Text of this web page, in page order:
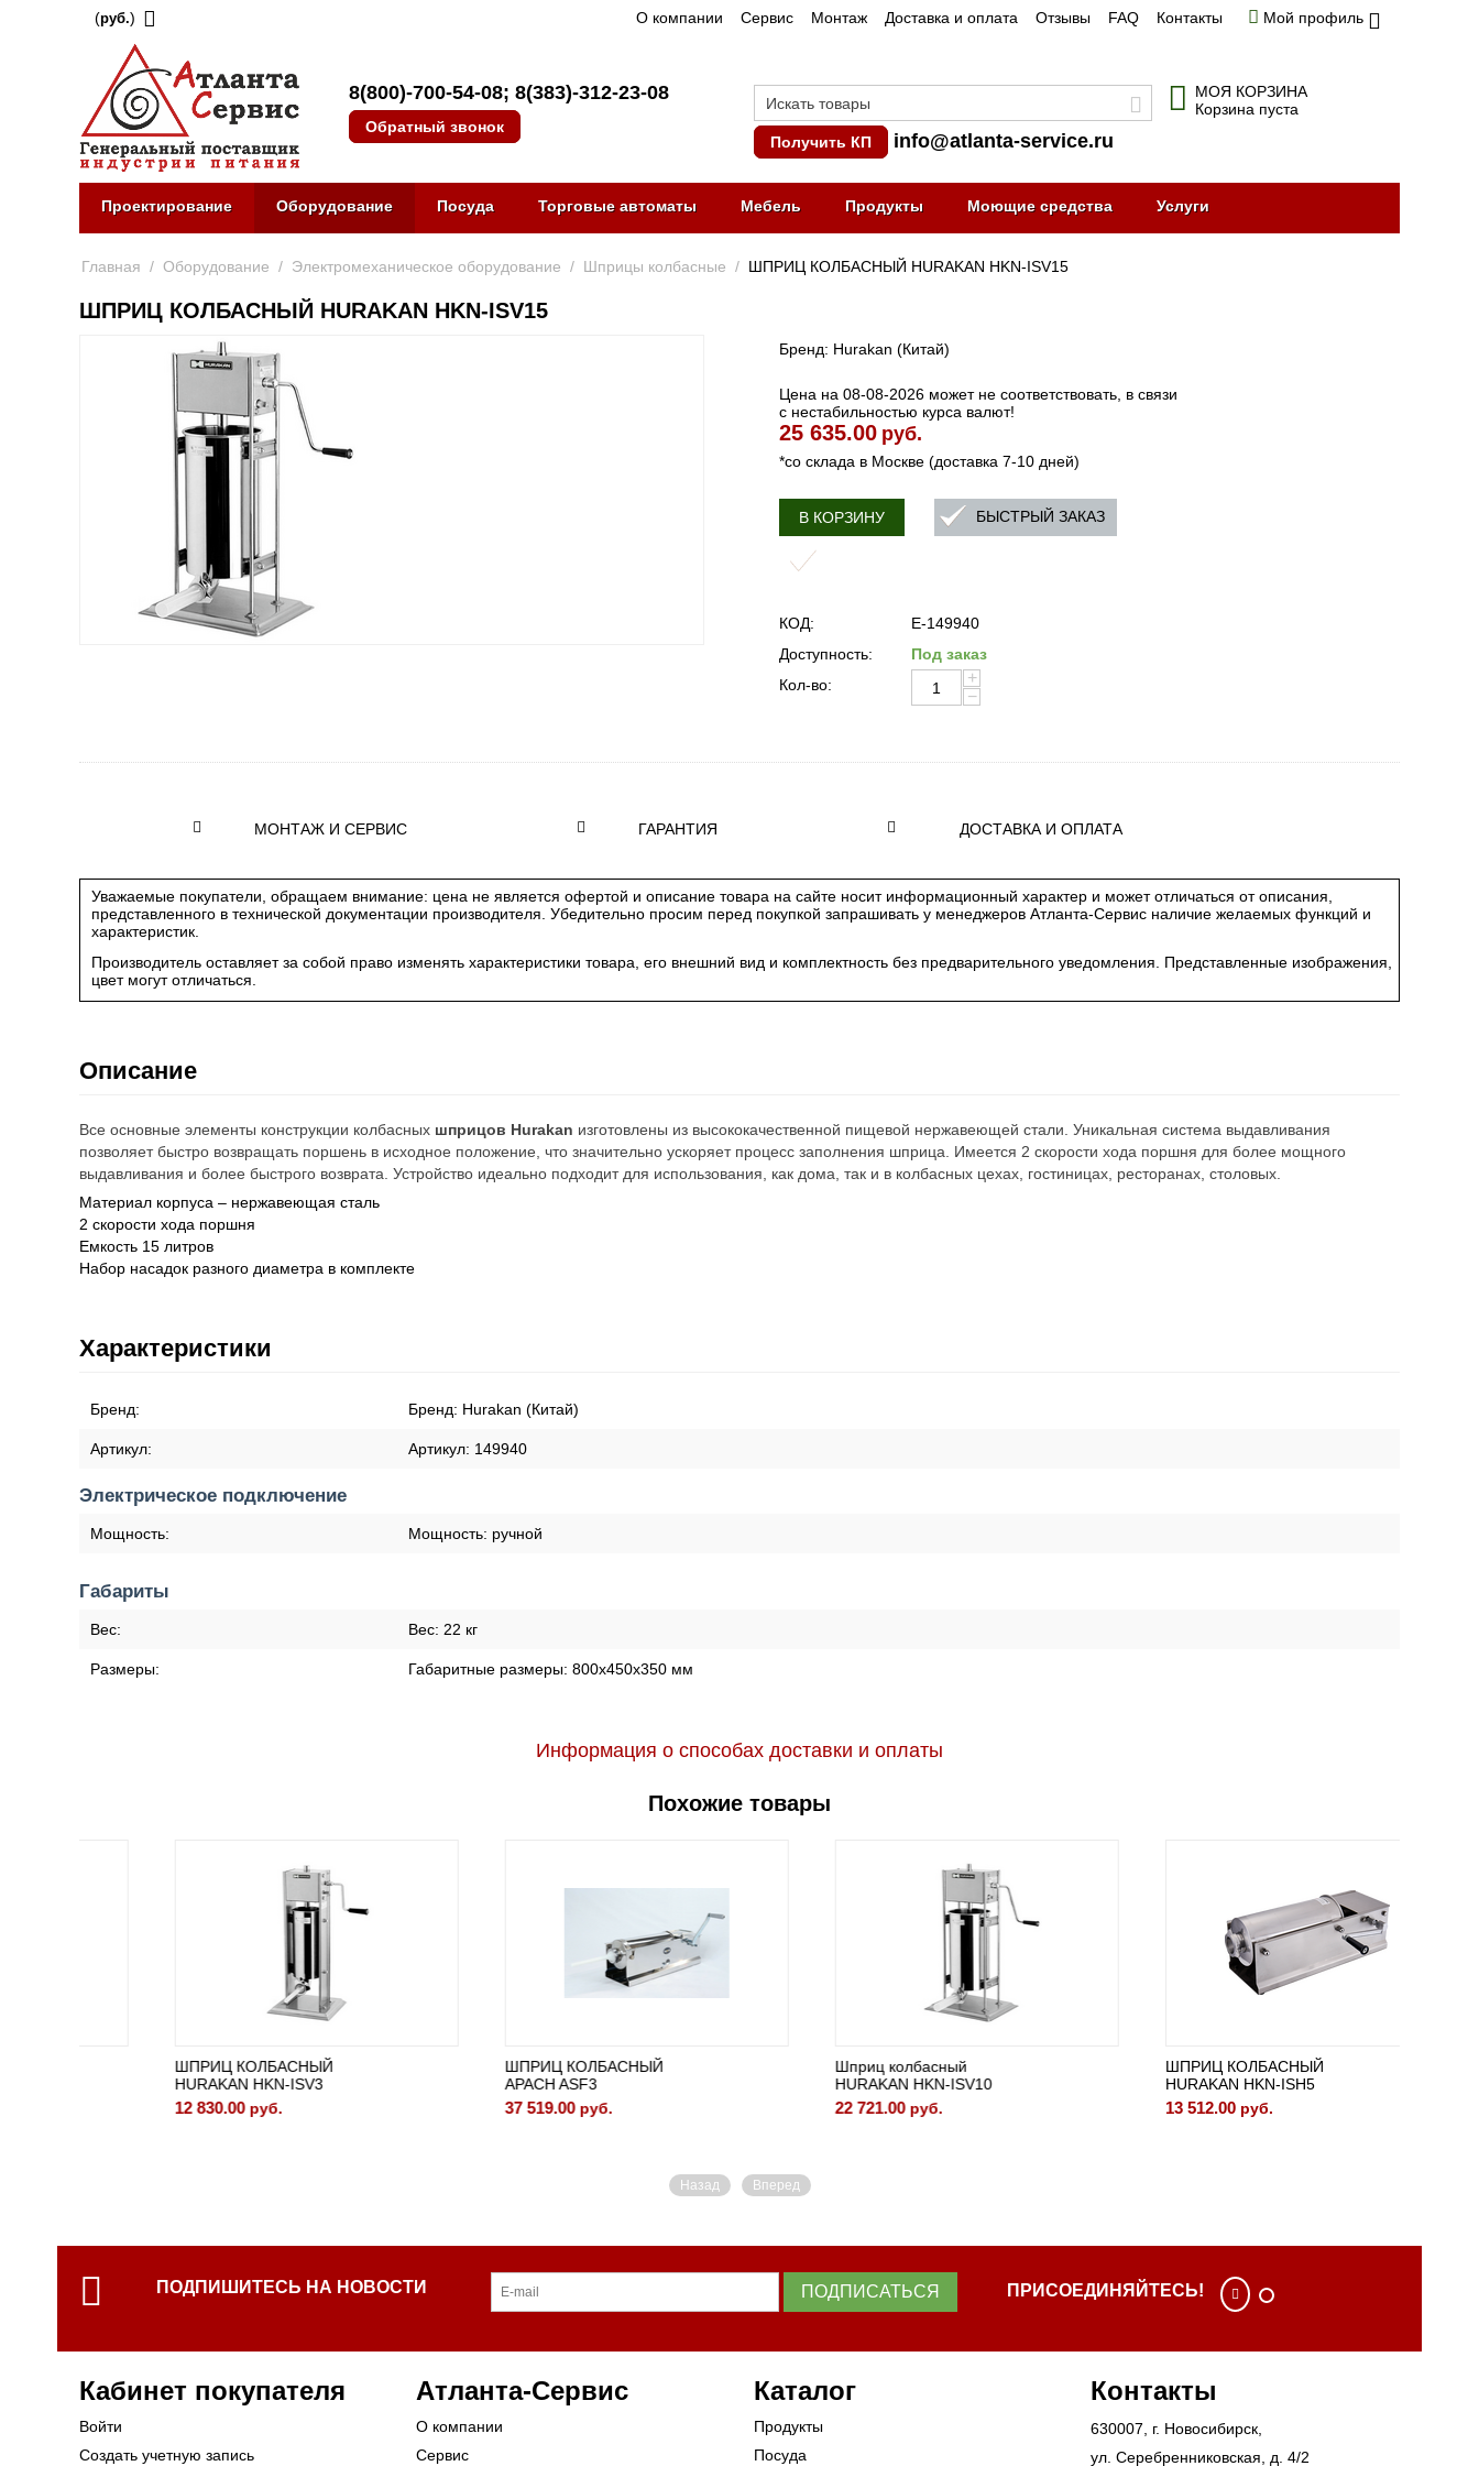
(руб.) О компании Сервис Монтаж Доставка и оплата Отзывы FAQ Контакты Мой профиль
8(800)-700-54-08; 8(383)-312-23-08
Обратный звонок
Получить КП
info@atlanta-service.ru
МОЯ КОРЗИНА
Корзина пуста
Проектирование Оборудование Посуда Торговые автоматы Мебель Продукты Моющие средства Услуги
Главная / Оборудование / Электромеханическое оборудование / Шприцы колбасные / ШПРИЦ КОЛБАСНЫЙ HURAKAN HKN-ISV15
ШПРИЦ КОЛБАСНЫЙ HURAKAN HKN-ISV15
Бренд: Hurakan (Китай)
Цена на 08-08-2026 может не соответствовать, в связи
с нестабильностью курса валют!
25 635.00 руб.
*со склада в Москве (доставка 7-10 дней)
В КОРЗИНУ БЫСТРЫЙ ЗАКАЗ
КОД:
E-149940
Доступность:
Под заказ
Кол-во:
+
−
МОНТАЖ И СЕРВИС ГАРАНТИЯ ДОСТАВКА И ОПЛАТА
Уважаемые покупатели, обращаем внимание: цена не является офертой и описание товара на сайте носит информационный характер и может отличаться от описания,
представленного в технической документации производителя. Убедительно просим перед покупкой запрашивать у менеджеров Атланта-Сервис наличие желаемых функций и
характеристик.
Производитель оставляет за собой право изменять характеристики товара, его внешний вид и комплектность без предварительного уведомления. Представленные изображения,
цвет могут отличаться.
Описание
Все основные элементы конструкции колбасных шприцов Hurakan изготовлены из высококачественной пищевой нержавеющей стали. Уникальная система выдавливания
позволяет быстро возвращать поршень в исходное положение, что значительно ускоряет процесс заполнения шприца. Имеется 2 скорости хода поршня для более мощного
выдавливания и более быстрого возврата. Устройство идеально подходит для использования, как дома, так и в колбасных цехах, гостиницах, ресторанах, столовых.
Материал корпуса – нержавеющая сталь
2 скорости хода поршня
Емкость 15 литров
Набор насадок разного диаметра в комплекте
Характеристики
Бренд: Бренд: Hurakan (Китай)
Артикул: Артикул: 149940
Электрическое подключение
Мощность: Мощность: ручной
Габариты
Вес: Вес: 22 кг
Размеры: Габаритные размеры: 800x450x350 мм
Информация о способах доставки и оплаты
Похожие товары
ШПРИЦ КОЛБАСНЫЙ
HURAKAN HKN-ISV3
руб.
ШПРИЦ КОЛБАСНЫЙ
APACH ASF3
руб.
Шприц колбасный
HURAKAN HKN-ISV10
руб.
ШПРИЦ КОЛБАСНЫЙ
HURAKAN HKN-ISH5
руб.
Назад Вперед
ПОДПИШИТЕСЬ НА НОВОСТИ ПОДПИСАТЬСЯ ПРИСОЕДИНЯЙТЕСЬ!
Кабинет покупателя
Войти
Создать учетную запись
Атланта-Сервис
О компании
Сервис
Каталог
Продукты
Посуда
Контакты
630007 , г. Новосибирск
ул. Серебренниковская, д. 4/2